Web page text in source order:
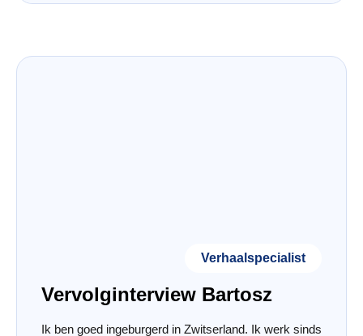
Verhaalspecialist
Vervolginterview Bartosz
Ik ben goed ingeburgerd in Zwitserland. Ik werk sinds